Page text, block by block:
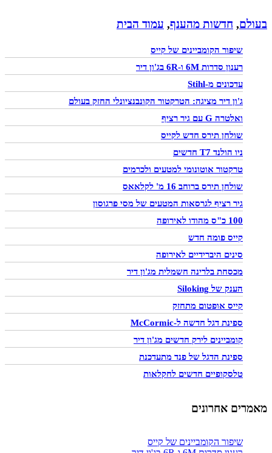
בעולם, חדשות מהענף, עמוד הבית
שיפור הקומביינים של קייס
רענון סדרות 6M ו-6R בג'ון דיר
עדכונים מ-Stihl
ג'ון דיר מציגה: הטרקטור הקונבנציונלי החזק בעולם
ואלטרה G עם גיר רציף
שולחן תירס חדש לקייס
ניו הולנד T7 חדשים
טרקטור אוטונומי למטעים ולכרמים
שולחן תירס ברוחב 16 מ' לקלאאס
גיר רציף לגרסאות המטעים של מסי פרגוסון
100 כ"ס מהודו לאירופה
קייס פומה חדש
סינים היברידיים לאירופה
מכסחת בלרינה חשמלית מג'ון דיר
הענק של Siloking
קייס אופטום מתחזק
ספינת דגל חדשה ל-McCormic
קומביינים לירק חדשים מג'ון דיר
ספינת הדגל של פנד מתעדכנת
טלסקופיים חדשים לחקלאות
מאמרים אחרונים
שיפור הקומביינים של קייס